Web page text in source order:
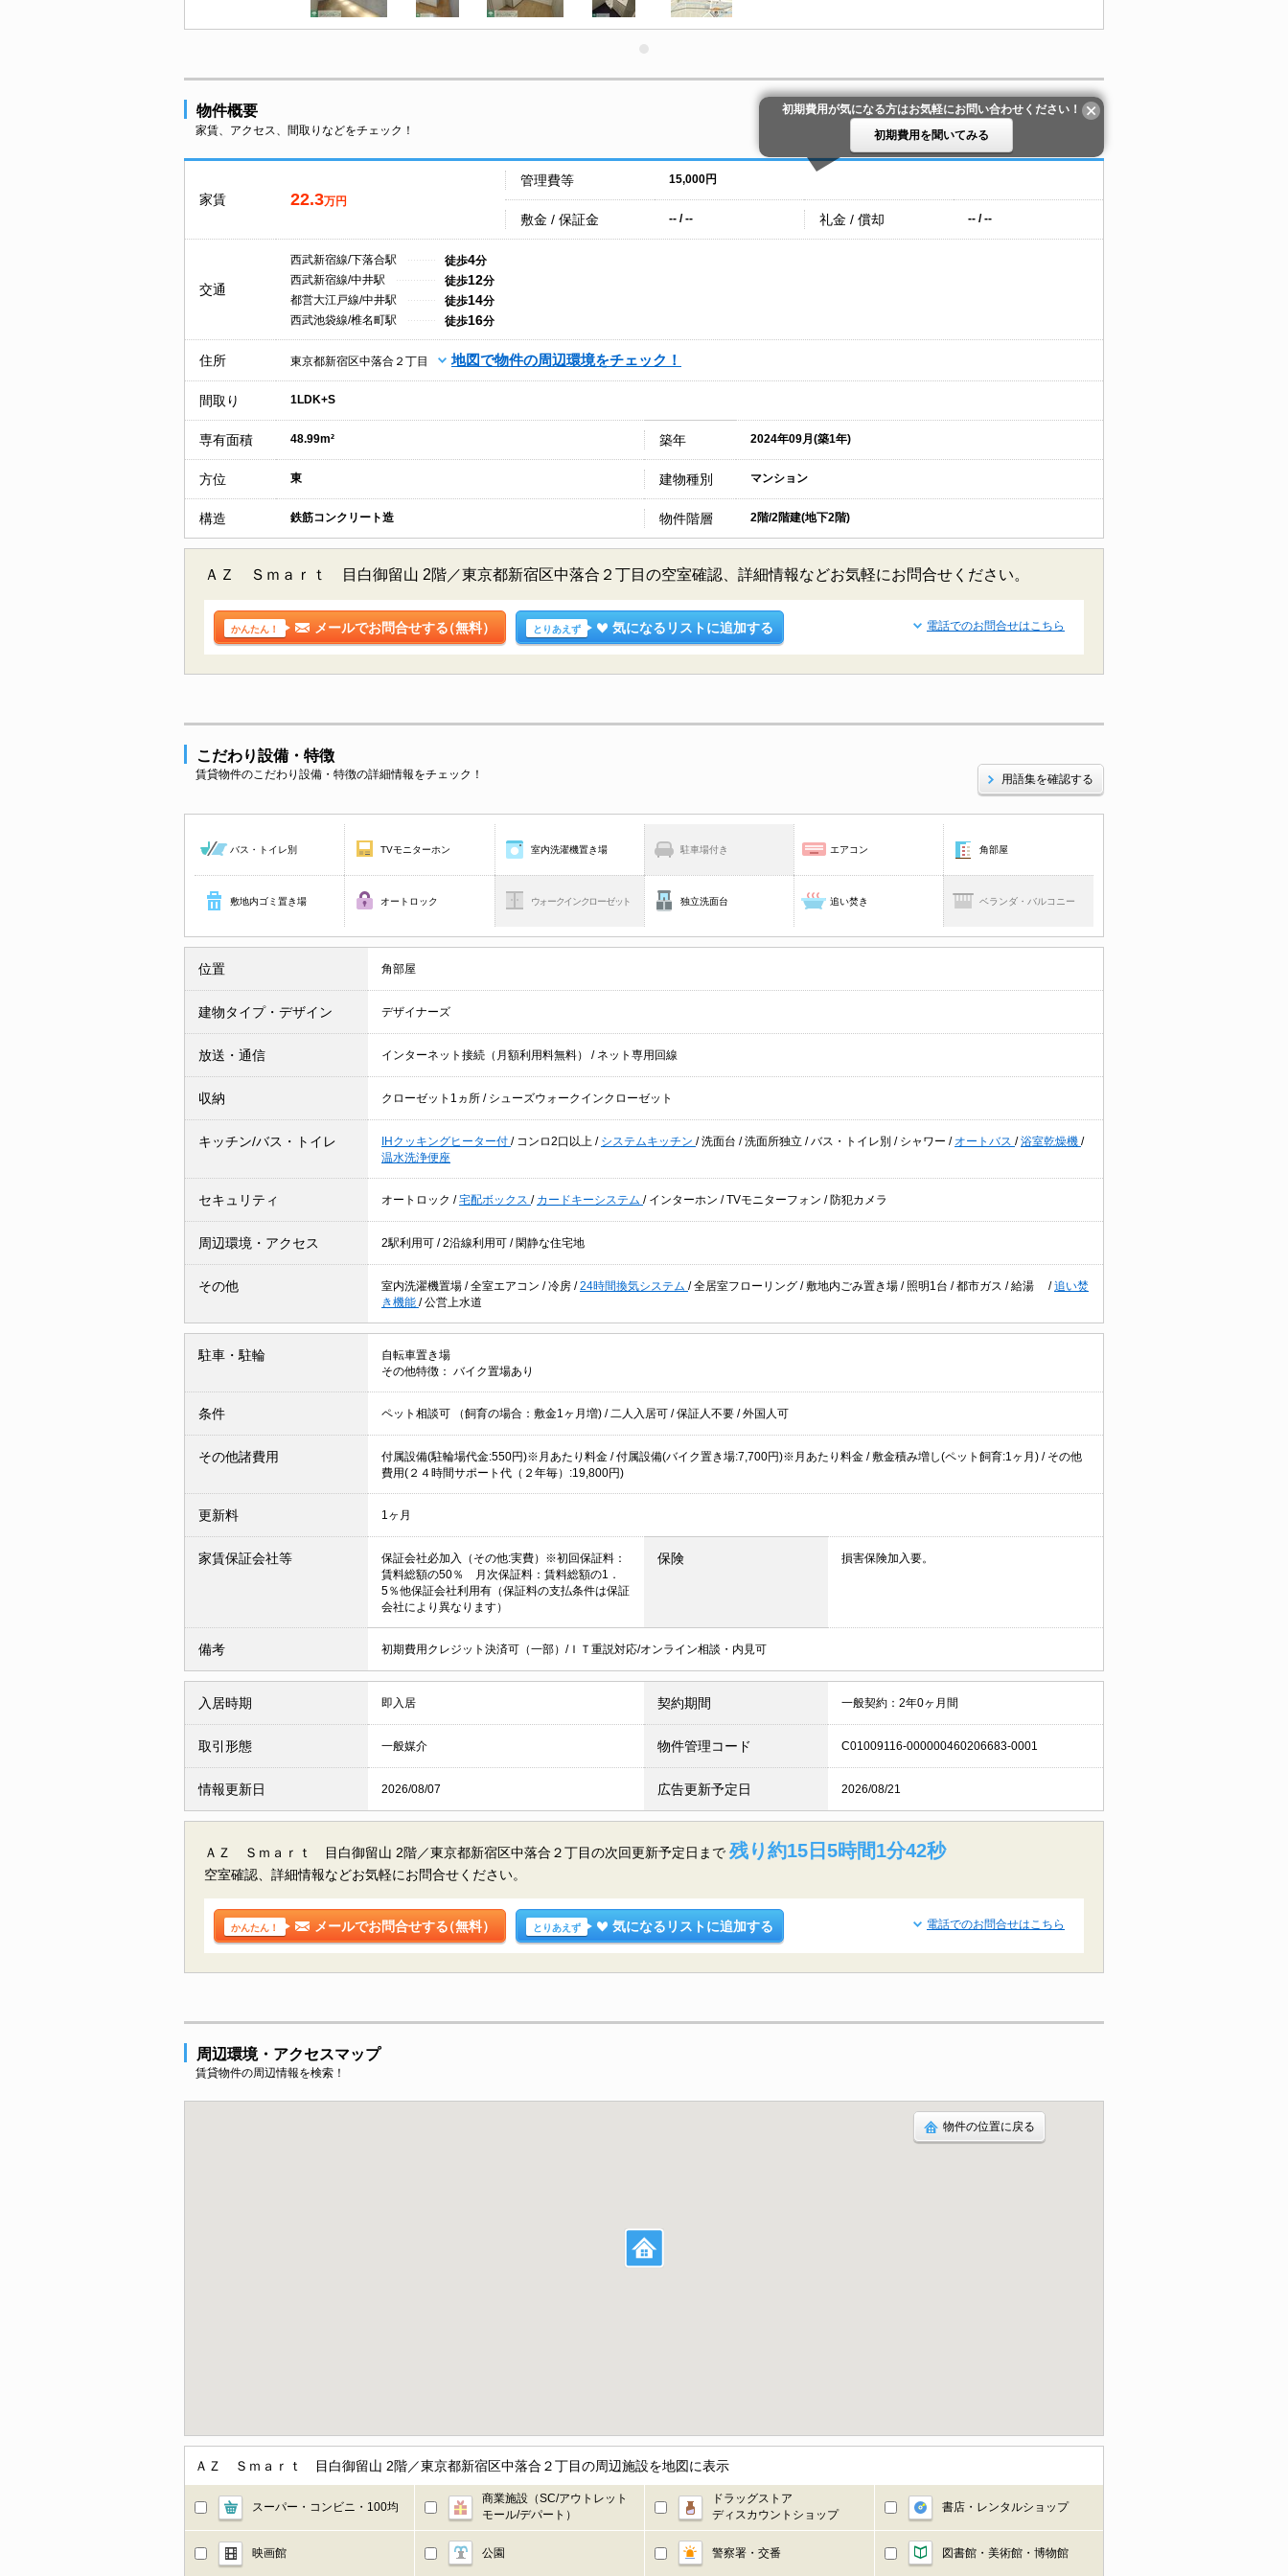
物件概要
家賃、アクセス、間取りなどをチェック！
初期費用が気になる方はお気軽にお問い合わせください！
初期費用を聞いてみる
家賃 22.3万円
管理費等 15,000円
敷金 / 保証金 -- / -- 礼金 / 償却 -- / --
交通
西武新宿線/下落合駅 徒歩4分
西武新宿線/中井駅
徒歩12分
都営大江戸線/中井駅
徒歩14分
西武池袋線/椎名町駅
徒歩16分
住所 東京都新宿区中落合２丁目 地図で物件の周辺環境をチェック！
間取り 1LDK+S
専有面積 48.99m² 築年 2024年09月(築1年)
方位 東 建物種別 マンション
構造 鉄筋コンクリート造 物件階層 2階/2階建(地下2階)
ＡＺ Ｓｍａｒｔ 目白御留山 2階／東京都新宿区中落合２丁目の空室確認、詳細情報などお気軽にお問合せください。
かんたん！ メールでお問合せする（無料） とりあえず 気になるリストに追加する 電話でのお問合せはこちら
こだわり設備・特徴
賃貸物件のこだわり設備・特徴の詳細情報をチェック！ 用語集を確認する
バス・トイレ別 TVモニターホン 室内洗濯機置き場 駐車場付き エアコン 角部屋
敷地内ゴミ置き場 オートロック ウォークインクローゼット 独立洗面台 追い焚き ベランダ・バルコニー
位置 角部屋
建物タイプ・デザイン デザイナーズ
放送・通信 インターネット接続（月額利用料無料） / ネット専用回線
収納 クローゼット1ヵ所 / シューズウォークインクローゼット
キッチン/バス・トイレ IHクッキングヒーター付 / コンロ2口以上 / システムキッチン /洗面台 /洗面所独立 /バス・トイレ別 / シャワー / オートバス /浴室乾燥機 /
温水洗浄便座
セキュリティ オートロック /宅配ボックス / カードキーシステム / インターホン /TVモニターフォン / 防犯カメラ
周辺環境・アクセス 2駅利用可 /2沿線利用可 / 閑静な住宅地
その他 室内洗濯機置場 /全室エアコン /冷房 /24時間換気システム /全居室フローリング /敷地内ごみ置き場 / 照明1台 /都市ガス /給湯 /追い焚
き機能 /公営上水道
駐車・駐輪
自転車置き場
その他特徴： バイク置場あり
条件 ペット相談可 （飼育の場合：敷金1ヶ月増) / 二人入居可 /保証人不要 /外国人可
その他諸費用
付属設備(駐輪場代金:550円)※月あたり料金 / 付属設備(バイク置き場:7,700円)※月あたり料金 / 敷金積み増し(ペット飼育:1ヶ月) / その他
費用(２４時間サポート代（２年毎）:19,800円)
更新料 1ヶ月
家賃保証会社等
保証会社必加入（その他:実費）※初回保証料：
賃料総額の50％ 月次保証料：賃料総額の1．
5％他保証会社利用有（保証料の支払条件は保証
会社により異なります）
保険 損害保険加入要。
備考 初期費用クレジット決済可（一部）/ＩＴ重説対応/オンライン相談・内見可
入居時期 即入居 契約期間 一般契約：2年0ヶ月間
取引形態 一般媒介 物件管理コード C01009116-000000460206683-0001
情報更新日 2026/08/07 広告更新予定日 2026/08/21
ＡＺ Ｓｍａｒｔ 目白御留山 2階／東京都新宿区中落合２丁目の次回更新予定日まで 残り約15日5時間1分41秒
空室確認、詳細情報などお気軽にお問合せください。
かんたん！ メールでお問合せする（無料） とりあえず 気になるリストに追加する 電話でのお問合せはこちら
周辺環境・アクセスマップ
賃貸物件の周辺情報を検索！
物件の位置に戻る
ＡＺ Ｓｍａｒｔ 目白御留山 2階／東京都新宿区中落合２丁目の周辺施設を地図に表示
スーパー・コンビニ・100均
商業施設（SC/アウトレット
モール/デパート）
ドラッグストア
ディスカウントショップ
書店・レンタルショップ
映画館 公園 警察署・交番 図書館・美術館・博物館